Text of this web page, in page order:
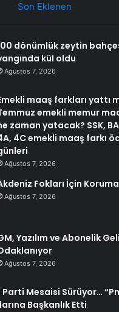
Son Eklenen
dönümlük zeytin
kül oldu
Ağustos 7, 2026
maaş farkları yattı
emekli memur
zaman yatacak? SSK,
4C emekli maaş farkı
Ağustos 7, 2026
Fokları İçin
Ağustos 7, 2026
Yazılım ve Abonelik
Ağustos 7, 2026
Parti Mesaisi Sürüyor…
Başkanlık Etti